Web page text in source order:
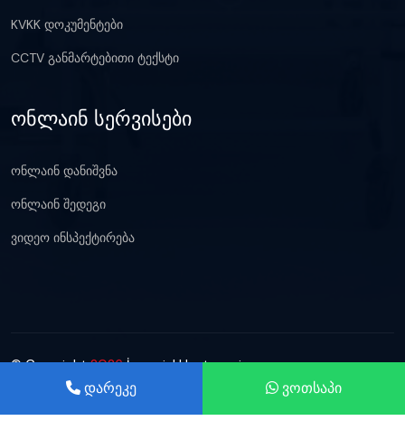
KVKK დოკუმენტები
CCTV განმარტებითი ტექსტი
ონლაინ სერვისები
ონლაინ დანიშვნა
ონლაინ შედეგი
ვიდეო ინსპექტირება
© Copyright2026İmperial Hastanesi
დარეკე ვოთსაპი